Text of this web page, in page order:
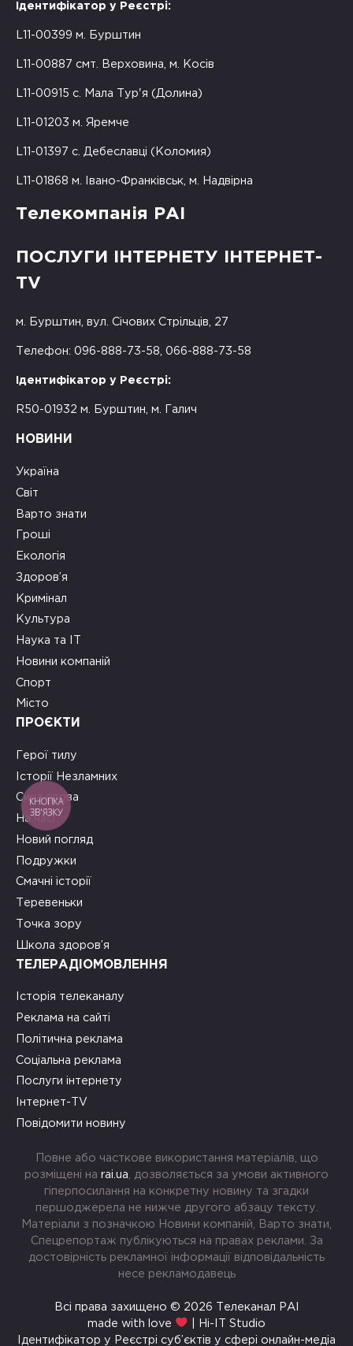
Ідентифікатор у Реєстрі:
L11-00399 м. Бурштин
L11-00887 смт. Верховина, м. Косів
L11-00915 с. Мала Тур'я (Долина)
L11-01203 м. Яремче
L11-01397 с. Дебеславці (Коломия)
L11-01868 м. Івано-Франківськ, м. Надвірна
Телекомпанія РАІ
ПОСЛУГИ ІНТЕРНЕТУ ІНТЕРНЕТ-
TV
м. Бурштин, вул. Січових Стрільців, 27
Телефон: 096-888-73-58, 066-888-73-58
Ідентифікатор у Реєстрі:
R50-01932 м. Бурштин, м. Галич
НОВИНИ
Україна
Світ
Варто знати
Гроші
Екологія
Здоров’я
Кримінал
Культура
Наука та ІТ
Новини компаній
Спорт
Місто
ПРОЄКТИ
Герої тилу
Історії Незламних
Сила слова
На часі
Новий погляд
Подружки
Смачні історії
Теревеньки
Точка зору
Школа здоров’я
ТЕЛЕРАДІОМОВЛЕННЯ
Історія телеканалу
Реклама на сайті
Політична реклама
Соціальна реклама
Послуги інтернету
Інтернет-TV
Повідомити новину
Повне або часткове використання матеріалів, що
розміщені на rai.ua , дозволяється за умови активного
гіперпосилання на конкретну новину та згадки
першоджерела не нижче другого абзацу тексту.
Матеріали з позначкою Новини компаній, Варто знати,
Спецрепортаж публікуються на правах реклами. За
достовірність рекламної інформації відповідальність
несе рекламодавець
Всі права захищено © 2026 Телеканал РАІ
made with love
| Hi-IT Studio
Ідентифікатор у Реєстрі суб’єктів у сфері онлайн-медіа
КНОПКА
ЗВ'ЯЗКУ